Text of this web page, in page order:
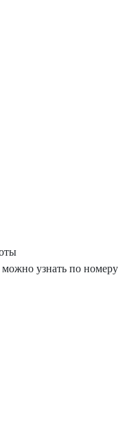
узнать по номеру